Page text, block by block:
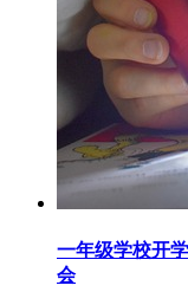
一年级学校开
会